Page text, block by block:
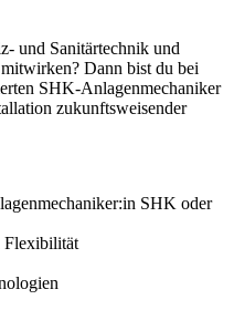
und Sanitärtechnik und
Dann bist du bei
SHK-Anlagenmechaniker
zukunftsweisender
SHK oder
Flexibilität